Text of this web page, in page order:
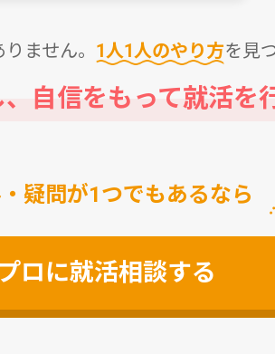
ません。 1⼈1⼈のやり⽅を⾒
⾃信をもって就活を
疑問が1つでもあるなら
ロに就活相談する